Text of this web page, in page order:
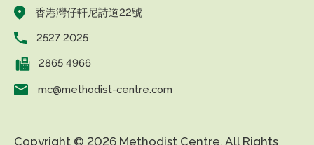
香港灣仔軒尼詩道22號
2527 2025
2865 4966
mc@methodist-centre.com
Copyright © 2026 Methodist Centre. All Rights